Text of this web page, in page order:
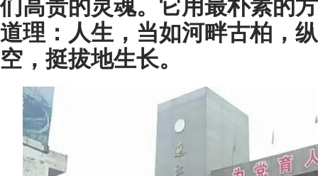
们高贵的灵魂。它用最朴素的
道理：人生，当如河畔古柏，
空，挺拔地生长。